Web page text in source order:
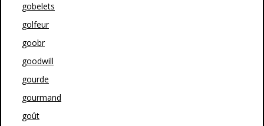
gobelets
golfeur
goobr
goodwill
gourde
gourmand
goût